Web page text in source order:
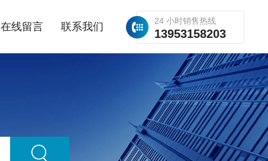
24 小时销售热线
13953158203
在线留言 联系我们